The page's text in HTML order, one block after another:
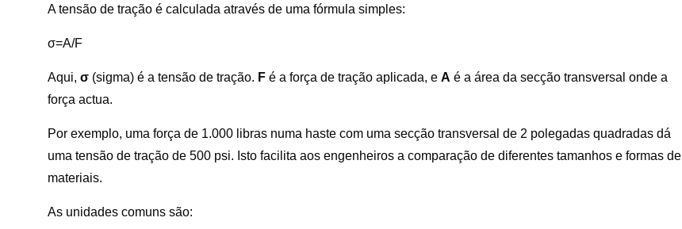
A tensão de tração é calculada através de uma fórmula simples:
σ=A/F
Aqui, σ (sigma) é a tensão de tração. F é a força de tração aplicada, e A é a área da secção transversal onde a
força actua.
Por exemplo, uma força de 1.000 libras numa haste com uma secção transversal de 2 polegadas quadradas dá
uma tensão de tração de 500 psi. Isto facilita aos engenheiros a comparação de diferentes tamanhos e formas de
materiais.
As unidades comuns são: